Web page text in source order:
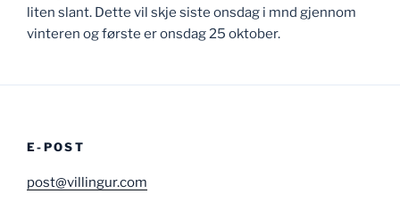
liten slant. Dette vil skje siste onsdag i mnd gjennom
vinteren og første er onsdag 25 oktober.
E-POST
post@villingur.com